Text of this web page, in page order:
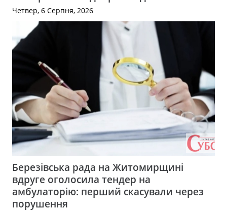
Четвер, 6 Серпня, 2026
Березівська рада на Житомирщині
вдруге оголосила тендер на
амбулаторію: перший скасували через
порушення